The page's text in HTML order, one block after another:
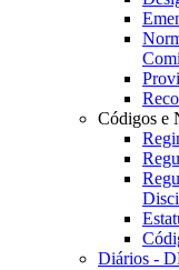
Códigos e
Diários -